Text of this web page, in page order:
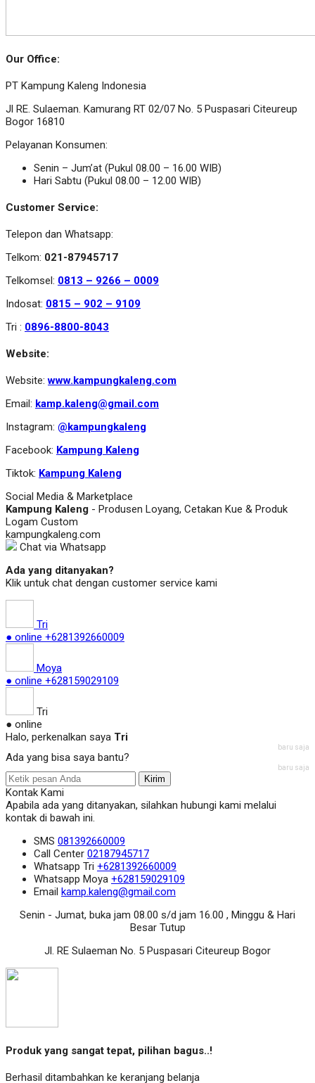
Our Office:
PT Kampung Kaleng Indonesia
Jl RE. Sulaeman. Kamurang RT 02/07 No. 5 Puspasari Citeureup
Bogor 16810
Pelayanan Konsumen:
Senin – Jum’at (Pukul 08.00 – 16.00 WIB)
Hari Sabtu (Pukul 08.00 – 12.00 WIB)
Customer Service:
Telepon dan Whatsapp:
Telkom: 021-87945717
Telkomsel: 0813 – 9266 – 0009
Indosat: 0815 – 902 – 9109
Tri : 0896-8800-8043
Website:
Website:www.kampungkaleng.com
Email: kamp.kaleng@gmail.com
Instagram: @kampungkaleng
Facebook: Kampung Kaleng
Tiktok: Kampung Kaleng
Social Media & Marketplace
Kampung Kaleng - Produsen Loyang, Cetakan Kue & Produk
Logam Custom
kampungkaleng.com
Chat via Whatsapp
Ada yang ditanyakan?
Klik untuk chat dengan customer service kami
Tri
● online +6281392660009
Moya
● online +628159029109
Tri
● online
Halo, perkenalkan saya Tri
baru saja
Ada yang bisa saya bantu?
baru saja
Kirim
Kontak Kami
Apabila ada yang ditanyakan, silahkan hubungi kami melalui
kontak di bawah ini.
SMS 081392660009
Call Center 02187945717
Whatsapp Tri +6281392660009
Whatsapp Moya +628159029109
Email kamp.kaleng@gmail.com
Senin - Jumat, buka jam 08.00 s/d jam 16.00 , Minggu & Hari
Besar Tutup
Jl. RE Sulaeman No. 5 Puspasari Citeureup Bogor
Produk yang sangat tepat, pilihan bagus..!
Berhasil ditambahkan ke keranjang belanja